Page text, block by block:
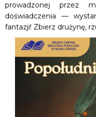
prowadzonej przez
doświadczenia —
fantazji! Zbierz drużynę,